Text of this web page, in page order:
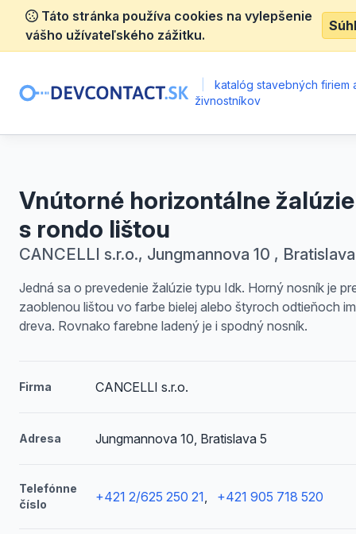
Táto stránka používa cookies na vylepšenie
vášho užívateľského zážitku.
katalóg stavebných firiem
živnostníkov
Vnútorné horizontálne
s rondo lištou
CANCELLI s.r.o., Jungmannova 10 ,
Jedná sa o prevedenie žalúzie typu Idk. Horný nosník je
zaoblenou lištou vo farbe bielej alebo štyroch odtieňoch
dreva. Rovnako farebne ladený je i spodný nosník.
Firma CANCELLI s.r.o.
Adresa Jungmannova 10, Bratislava 5
Telefónne
číslo
+421 2/625 250 21, +421 905 718 520